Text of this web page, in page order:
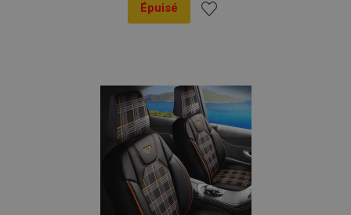
Épuisé
liste
d'achats